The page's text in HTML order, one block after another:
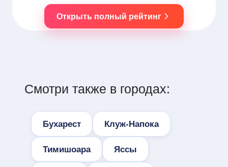
Открыть полный рейтинг
Смотри также в городах:
Бухарест Клуж-Напока
Тимишоара Яссы